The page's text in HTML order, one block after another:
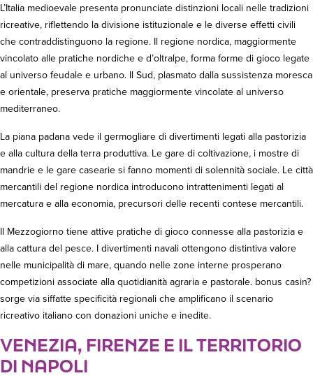
L’Italia medioevale presenta pronunciate distinzioni locali nelle tradizioni
ricreative, riflettendo la divisione istituzionale e le diverse effetti civili
che contraddistinguono la regione. Il regione nordica, maggiormente
vincolato alle pratiche nordiche e d’oltralpe, forma forme di gioco legate
al universo feudale e urbano. Il Sud, plasmato dalla sussistenza moresca
e orientale, preserva pratiche maggiormente vincolate al universo
mediterraneo.
La piana padana vede il germogliare di divertimenti legati alla pastorizia
e alla cultura della terra produttiva. Le gare di coltivazione, i mostre di
mandrie e le gare casearie si fanno momenti di solennità sociale. Le città
mercantili del regione nordica introducono intrattenimenti legati al
mercatura e alla economia, precursori delle recenti contese mercantili.
Il Mezzogiorno tiene attive pratiche di gioco connesse alla pastorizia e
alla cattura del pesce. I divertimenti navali ottengono distintiva valore
nelle municipalità di mare, quando nelle zone interne prosperano
competizioni associate alla quotidianità agraria e pastorale. bonus casin?
sorge via siffatte specificità regionali che amplificano il scenario
ricreativo italiano con donazioni uniche e inedite.
VENEZIA, FIRENZE E IL TERRITORIO
DI NAPOLI